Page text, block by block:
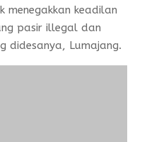
menegakkan keadilan
pasir illegal dan
didesanya, Lumajang.